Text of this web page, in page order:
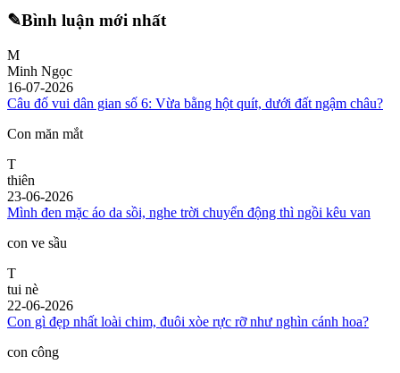
✎Bình luận mới nhất
M
Minh Ngọc
16-07-2026
Câu đố vui dân gian số 6: Vừa bằng hột quít, dưới đất ngậm châu?
Con măn mắt
T
thiên
23-06-2026
Mình đen mặc áo da sồi, nghe trời chuyển động thì ngồi kêu van
con ve sầu
T
tui nè
22-06-2026
Con gì đẹp nhất loài chim, đuôi xòe rực rỡ như nghìn cánh hoa?
con công